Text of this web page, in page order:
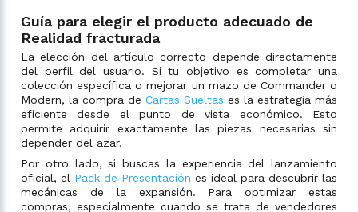
Guía para elegir el producto adecuado de
Realidad fracturada
La elección del artículo correcto depende directamente
del perfil del usuario. Si tu objetivo es completar una
colección específica o mejorar un mazo de Commander o
Modern, la compra de Cartas Sueltas es la estrategia más
eficiente desde el punto de vista económico. Esto
permite adquirir exactamente las piezas necesarias sin
depender del azar.
Por otro lado, si buscas la experiencia del lanzamiento
oficial, el Pack de Presentación es ideal para descubrir las
mecánicas de la expansión. Para optimizar estas
compras, especialmente cuando se trata de vendedores